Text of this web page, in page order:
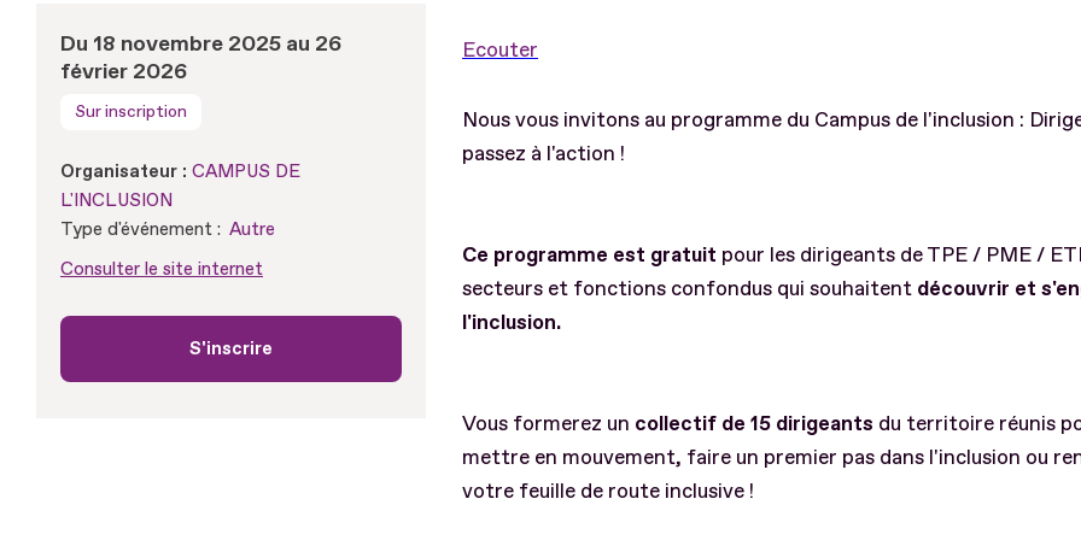
Du 18 novembre 2025 au 26
février 2026
Sur inscription
Organisateur : CAMPUS DE
L'INCLUSION
Type d'événement : Autre
Consulter le site internet
S'inscrire
Ecouter
Nous vous invitons au programme du Campus de l'inclusion :
passez à l'action !
Ce programme est gratuit pour les dirigeants de TPE / PME /
secteurs et fonctions confondus qui souhaitent découvrir et
l'inclusion.
Vous formerez un collectif de 15 dirigeants du territoire réunis
mettre en mouvement, faire un premier pas dans l'inclusion ou
votre feuille de route inclusive !